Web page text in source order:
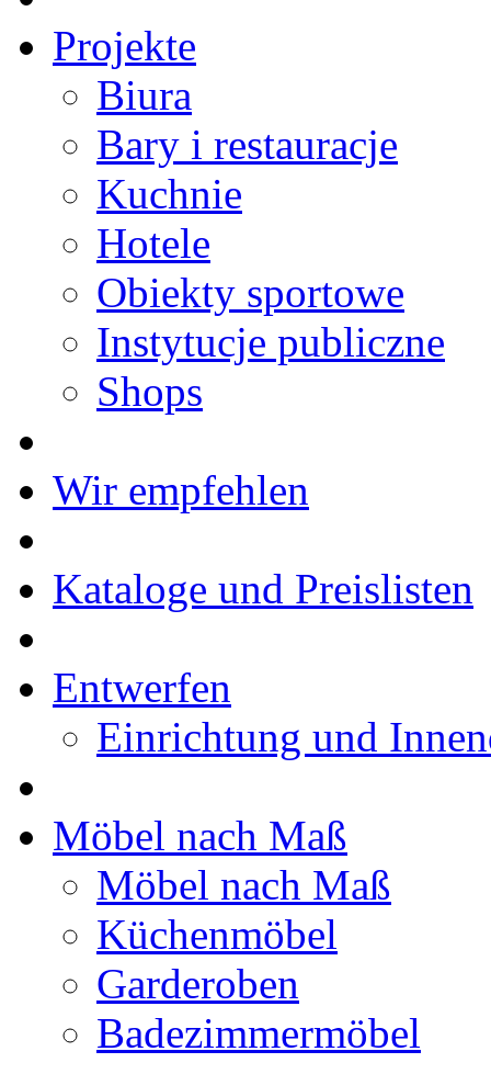
Projekte
Biura
Bary i restauracje
Kuchnie
Hotele
Obiekty sportowe
Instytucje publiczne
Shops
Wir empfehlen
Kataloge und Preislisten
Entwerfen
Einrichtung und
Möbel nach Maß
Möbel nach Maß
Küchenmöbel
Garderoben
Badezimmermöbel